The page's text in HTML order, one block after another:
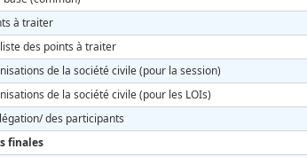
à traiter
des points à traiter
de la société civile (pour la session)
de la société civile (pour les LOIs)
des participants
finales